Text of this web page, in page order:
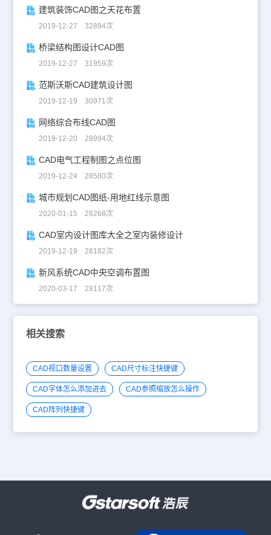
建筑装饰CAD图之天花布置
2019-12-27 32894次
桥梁结构图设计CAD图
2019-12-27 31959次
范斯沃斯CAD建筑设计图
2019-12-19 30971次
网络综合布线CAD图
2019-12-20 28994次
CAD电气工程制图之点位图
2019-12-24 28580次
城市规划CAD图纸-用地红线示意图
2020-01-15 28268次
CAD室内设计图库大全之室内装修设计
2019-12-19 28182次
新风系统CAD中央空调布置图
2020-03-17 28117次
相关搜索
CAD视口数量设置 CAD尺寸标注快捷键
CAD字体怎么添加进去 CAD参照缩放怎么操作
CAD阵列快捷键